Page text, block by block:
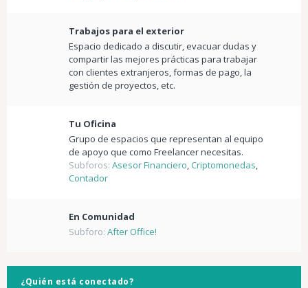
Trabajos para el exterior
Espacio dedicado a discutir, evacuar dudas y
compartir las mejores prácticas para trabajar
con clientes extranjeros, formas de pago, la
gestión de proyectos, etc.
Tu Oficina
Grupo de espacios que representan al equipo
de apoyo que como Freelancer necesitas.
Subforos: Asesor Financiero,Criptomonedas,
Contador
En Comunidad
Subforo: After Office!
¿Quién está conectado?